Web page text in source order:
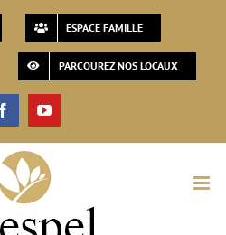
ESPACE FAMILLE
PARCOUREZ NOS LOCAUX
FacebookYouTube